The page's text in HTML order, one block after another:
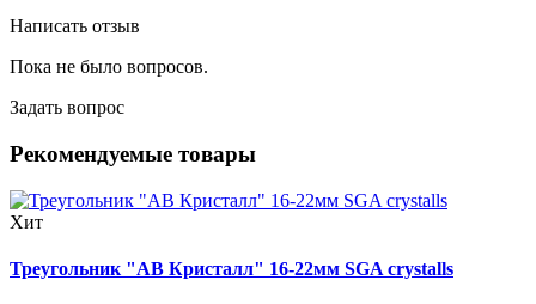
Написать отзыв
Пока не было вопросов.
Задать вопрос
Рекомендуемые товары
Хит
Треугольник "АВ Кристалл" 16-22мм SGA crystalls